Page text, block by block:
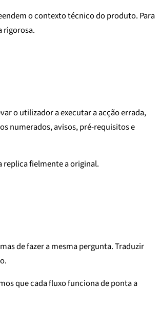
o contexto técnico do produto. Para
rigorosa.
o utilizador a executar a acção errada,
numerados, avisos, pré-requisitos e
replica fielmente a original.
de fazer a mesma pergunta. Traduzir
que cada fluxo funciona de ponta a